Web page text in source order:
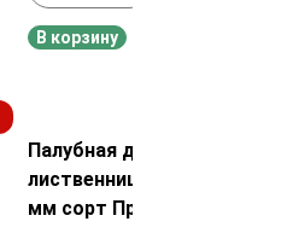
В корзину
Палубная доска из
лиственницы 35х115х2000
мм сорт Прима